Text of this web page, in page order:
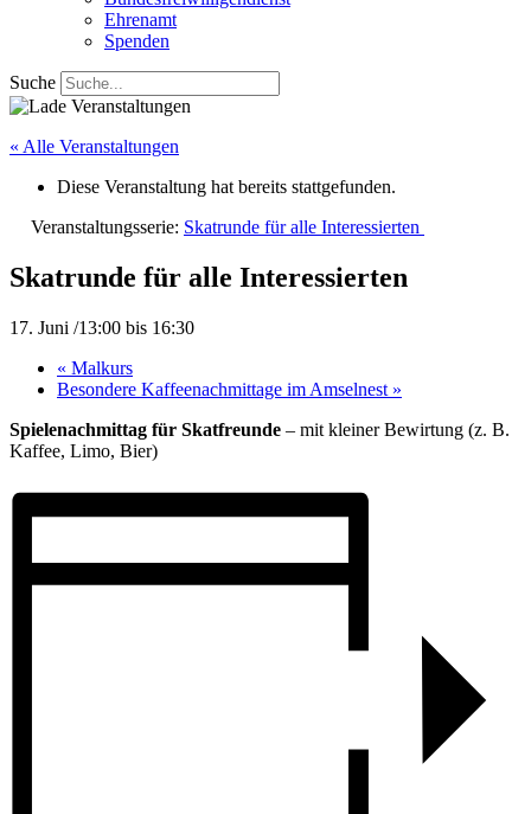
Ehrenamt
Spenden
Suche
« Alle Veranstaltungen
Diese Veranstaltung hat bereits stattgefunden.
Veranstaltungsserie: Skatrunde für alle Interessierten
Skatrunde für alle Interessierten
17. Juni /13:00 bis 16:30
« Malkurs
Besondere Kaffeenachmittage im Amselnest »
Spielenachmittag für Skatfreunde – mit kleiner Bewirtung (z. B.
Kaffee, Limo, Bier)